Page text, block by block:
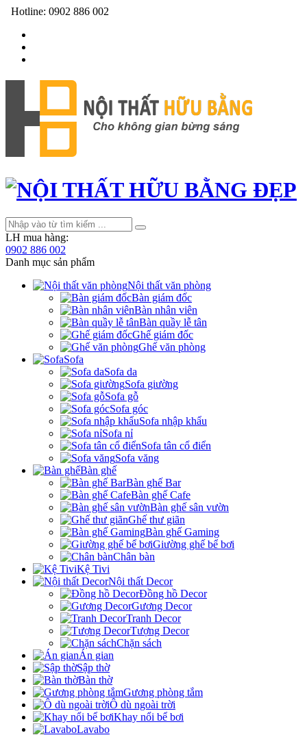
Hotline: 0902 886 002
LH mua hàng:
0902 886 002
Danh mục sản phẩm
Nội thất văn phòng
Bàn giám đốc
Bàn nhân viên
Bàn quầy lễ tân
Ghế giám đốc
Ghế văn phòng
Sofa
Sofa da
Sofa giường
Sofa gỗ
Sofa góc
Sofa nhập khẩu
Sofa nỉ
Sofa tân cổ điển
Sofa văng
Bàn ghế
Bàn ghế Bar
Bàn ghế Cafe
Bàn ghế sân vườn
Ghế thư giãn
Bàn ghế Gaming
Giường ghế bể bơi
Chân bàn
Kệ Tivi
Nội thất Decor
Đồng hồ Decor
Gương Decor
Tranh Decor
Tượng Decor
Chặn sách
Án gian
Sập thờ
Bàn thờ
Gương phòng tắm
Ô dù ngoài trời
Khay nổi bể bơi
Lavabo